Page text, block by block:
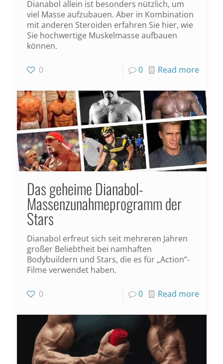
Dianabol allein ist besonders nützlich, um
viel Masse aufzubauen. Aber in Kombination
mit anderen Steroiden erfahren Sie hier, wie
Sie hochwertige Muskelmasse aufbauen
können.
0 0 Read more
Das geheime Dianabol-
Massenzunahmeprogramm der
Stars
Dianabol erfreut sich seit mehreren Jahren
großer Beliebtheit bei namhaften
Bodybuildern und Stars, die es für „Action“-
Filme verwendet haben.
0 0 Read more